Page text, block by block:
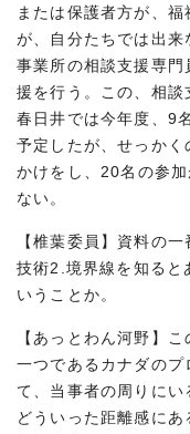
または保護者方が、
が、自分たちでは出来
事業所の相談支援専門
援を行う。この、相談
春日井では今年度、9
予定したが、せっか
かけをし、20名の参
ない。
【椎葉委員】資料の
技術2.境界線を知ると
いうことか。
【あっとわん河野】
一つであるカナダのプ
て、当事者の周りに
どういった距離感に